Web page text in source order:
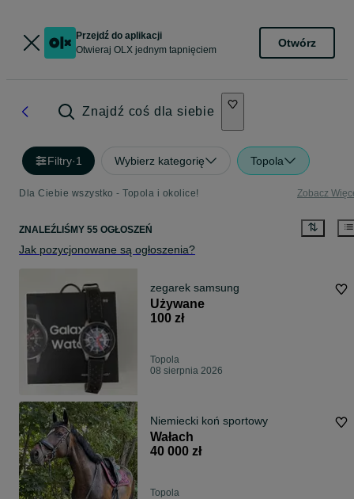
Przejdź do aplikacji
Otwieraj OLX jednym tapnięciem
Otwórz
Znajdź coś dla siebie
Filtry·1 Wybierz kategorię Topola
Dla Ciebie wszystko - Topola i okolice! Zobacz
ZNALEŹLIŚMY 55 OGŁOSZEŃ
Jak pozycjonowane są ogłoszenia?
zegarek samsung
Używane
100 zł
Topola
08 sierpnia 2026
Niemiecki koń sportowy
Wałach
40 000 zł
Topola